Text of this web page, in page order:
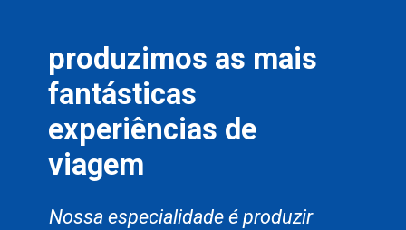
Nossa especialidade é produzir
produzimos as mais
fantásticas
experiências de
viagem